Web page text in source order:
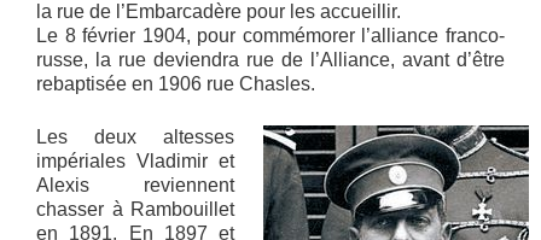
la rue de l’Embarcadère pour les accueillir.
Le 8 février 1904, pour commémorer l’alliance franco-
russe, la rue deviendra rue de l’Alliance, avant d’être
rebaptisée en 1906 rue Chasles.
Les deux altesses
impériales Vladimir et
Alexis reviennent
chasser à Rambouillet
en 1891. En 1897 et